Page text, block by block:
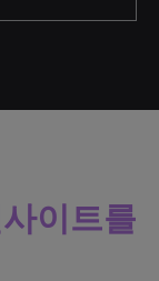
이트를